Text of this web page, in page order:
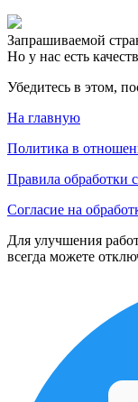
Запрашиваемой
Но у нас есть
Убедитесь в этом,
На главную
Политика в
Правила обработки
Согласие на
Для улучшения
всегда можете